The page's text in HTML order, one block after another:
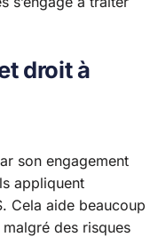
droit à
son engagement
appliquent
Cela aide beaucoup
malgré des risques